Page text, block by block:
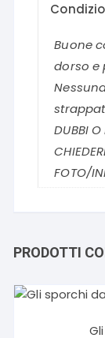
Buone
dorso e
DUBBI O
FOTO/
PRODOTTI